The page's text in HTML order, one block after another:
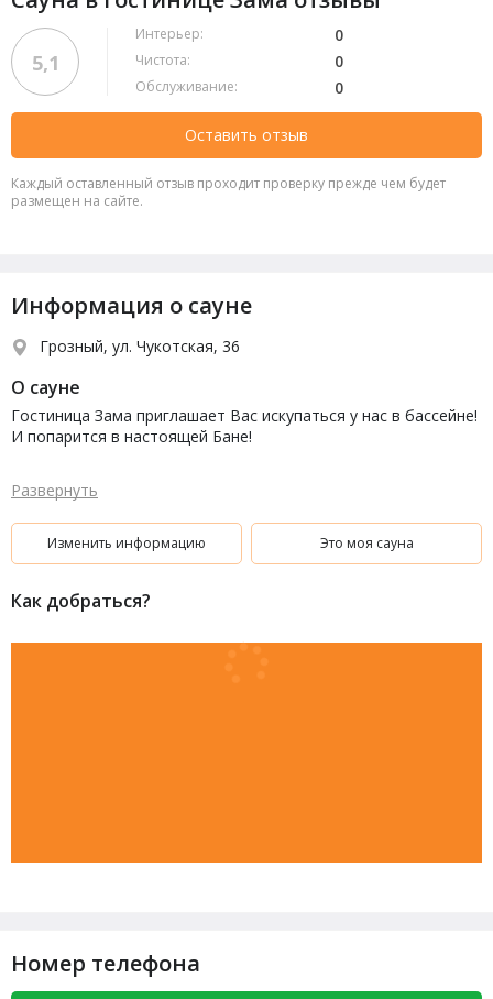
5,1
Интерьер: 0
Чистота: 0
Обслуживание: 0
Оставить отзыв
Каждый оставленный отзыв проходит проверку прежде чем будет
размещен на сайте.
Информация о сауне
Грозный, ул. Чукотская, 36
О сауне
Гостиница Зама приглашает Вас искупаться у нас в бассейне!
И попарится в настоящей Бане!
Развернуть
Изменить информацию Это моя сауна
Как добраться?
Номер телефона